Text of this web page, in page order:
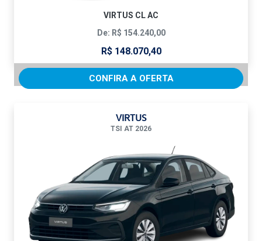
VIRTUS CL AC
De: R$ 154.240,00
R$ 148.070,40
CONFIRA A OFERTA
VIRTUS
TSI AT 2026